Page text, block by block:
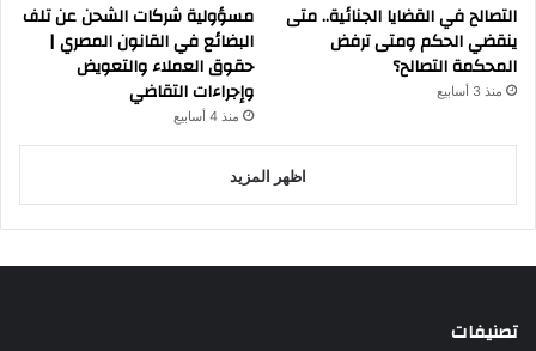
التصالح في القضايا الجنائية.. متى
ينقضي الحكم ومتى ترفض
المحكمة التصالح؟
منذ 3 أسابيع
مسؤولية شركات الشحن عن تلف
البضائع في القانون المصري |
حقوق العملاء والتعويض
وإجراءات التقاضي
منذ 4 أسابيع
اظهر المزيد
تصنيفات